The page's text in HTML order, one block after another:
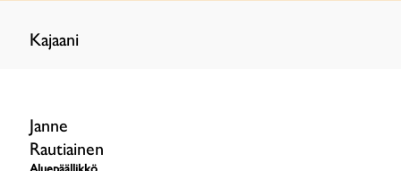
Kajaani
Janne
Rautiainen